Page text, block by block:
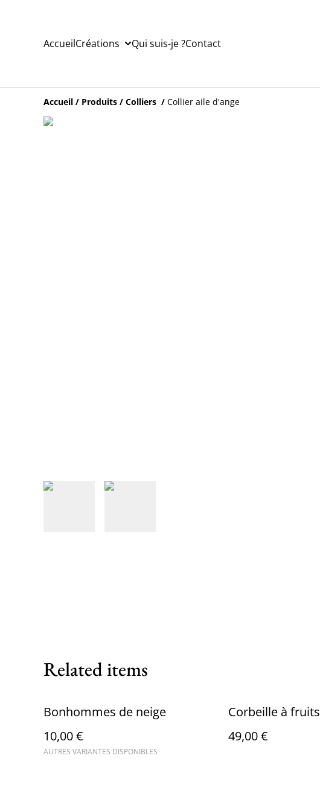
AccueilCréations Qui suis-je ?Contact
Accueil / Produits / Colliers / Collier aile d'ange
Related items
Bonhommes de neige
10,00 €
AUTRES VARIANTES DISPONIBLES
Corbeille à fruits
49,00 €